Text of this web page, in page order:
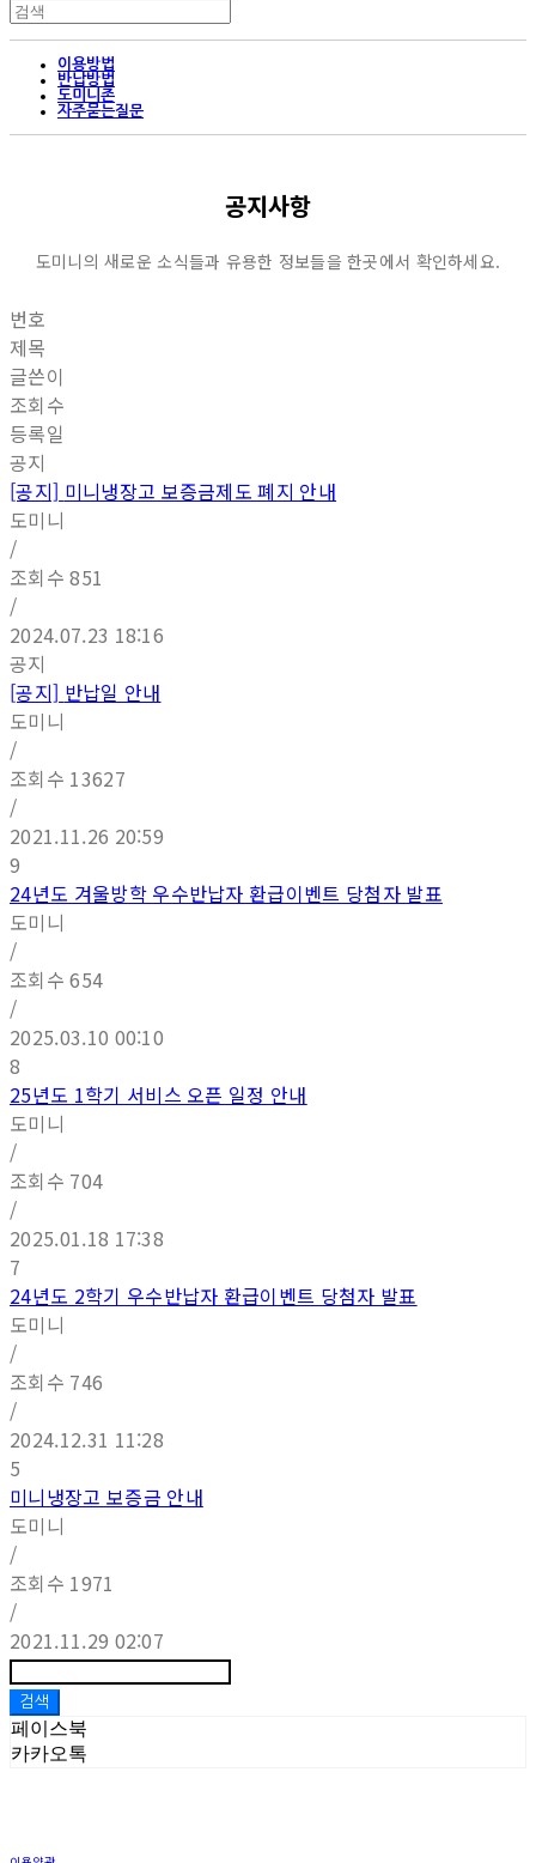
이용방법
반납방법
도미니존
자주묻는질문
공지사항
도미니의 새로운 소식들과 유용한 정보들을 한곳에서 확인하세요.
번호
제목
글쓴이
조회수
등록일
공지
[공지] 미니냉장고 보증금제도 폐지 안내
도미니
/
조회수851
/
2024.07.23 18:16
공지
[공지] 반납일 안내
도미니
/
조회수 13627
/
2021.11.26 20:59
9
24년도 겨울방학 우수반납자 환급이벤트 당첨자 발표
도미니
/
조회수654
/
2025.03.10 00:10
8
25년도 1학기 서비스 오픈 일정 안내
도미니
/
조회수 704
/
2025.01.18 17:38
7
24년도 2학기 우수반납자 환급이벤트 당첨자 발표
도미니
/
조회수 746
/
2024.12.31 11:28
5
미니냉장고 보증금 안내
도미니
/
조회수 1971
/
2021.11.29 02:07
검색
페이스북
카카오톡